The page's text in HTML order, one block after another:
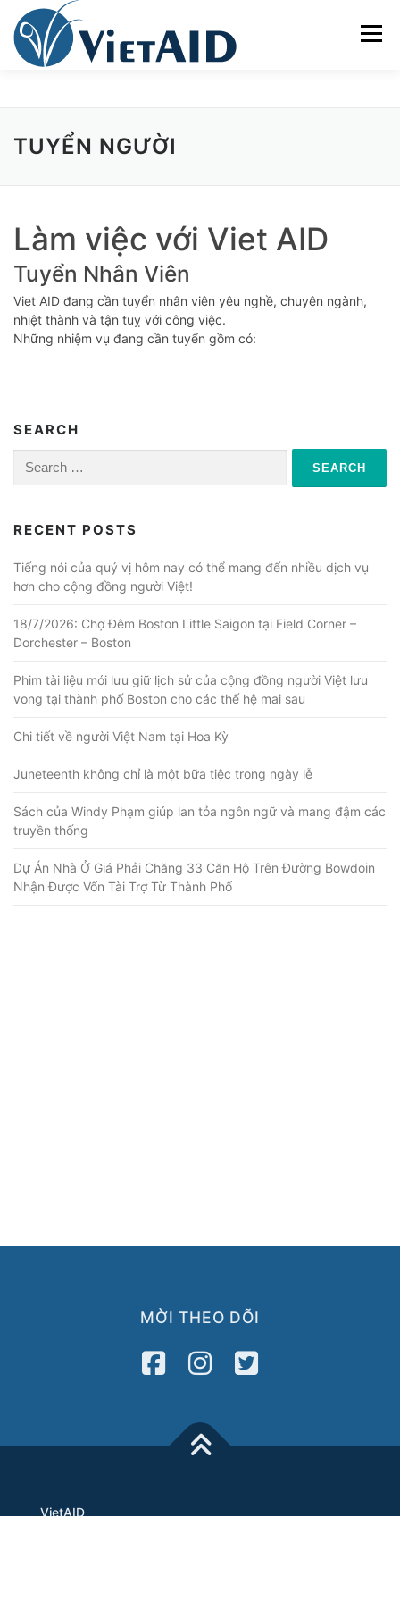
content
Menu
THAM GIA ENGLISH
TUYỂN NGƯỜI
Làm việc với Viet AID
Tuyển Nhân Viên
Viet AID đang cần tuyển nhân viên yêu nghề, chuyên ngành,
nhiệt thành và tận tuỵ với công việc.
Những nhiệm vụ đang cần tuyển gồm có:
SEARCH
Search
for:
RECENT POSTS
Tiếng nói của quý vị hôm nay có thể mang đến nhiều dịch vụ
hơn cho cộng đồng người Việt!
18/7/2026: Chợ Đêm Boston Little Saigon tại Field Corner –
Dorchester – Boston
Phim tài liệu mới lưu giữ lịch sử của cộng đồng người Việt lưu
vong tại thành phố Boston cho các thế hệ mai sau
Chi tiết về người Việt Nam tại Hoa Kỳ
Juneteenth không chỉ là một bữa tiệc trong ngày lễ
Sách của Windy Phạm giúp lan tỏa ngôn ngữ và mang đậm các
truyền thống
Dự Án Nhà Ở Giá Phải Chăng 33 Căn Hộ Trên Đường Bowdoin
Nhận Được Vốn Tài Trợ Từ Thành Phố
MỜI THEO DÕI
VietAID